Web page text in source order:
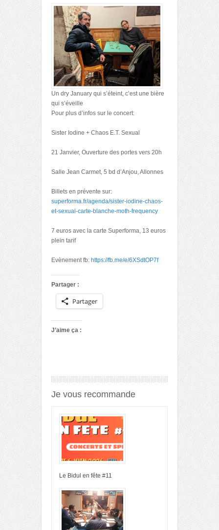
Un dry January qui s’éteint, c’est une bière
qui s’éveille
Pour plus d’infos sur le concert:
Sister Iodine + Chaos E.T. Sexual
21 Janvier, Ouverture des portes vers 20h
Salle Jean Carmet, 5 bd d’Anjou, Allonnes
Billets en prévente sur:
superforma.fr/agenda/sister-iodine-chaos-
et-sexual-carte-blanche-moth-frequency
7 euros avec la carte Superforma, 13 euros
plein tarif
Evènement fb: https://fb.me/e/6XSdtOP7f
Partager :
Partager
J’aime ça :
Je vous recommande
Le Bidul en fête #11